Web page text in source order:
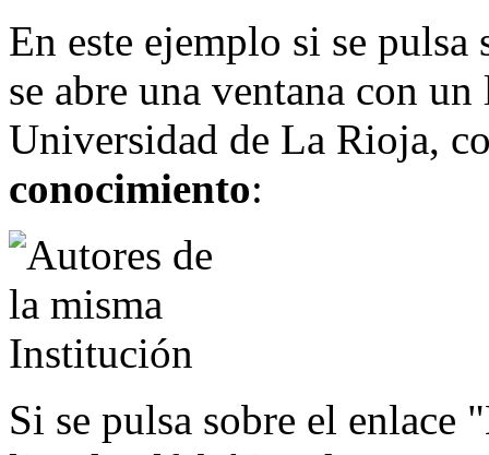
En este ejemplo si se
se abre una ventana con
Universidad de La Rioja,
conocimiento:
Si se pulsa sobre el enlace